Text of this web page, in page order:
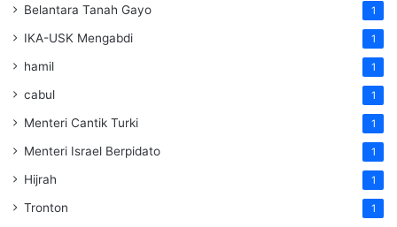
Belantara Tanah Gayo 1
IKA-USK Mengabdi 1
hamil 1
cabul 1
Menteri Cantik Turki 1
Menteri Israel Berpidato 1
Hijrah 1
Tronton 1